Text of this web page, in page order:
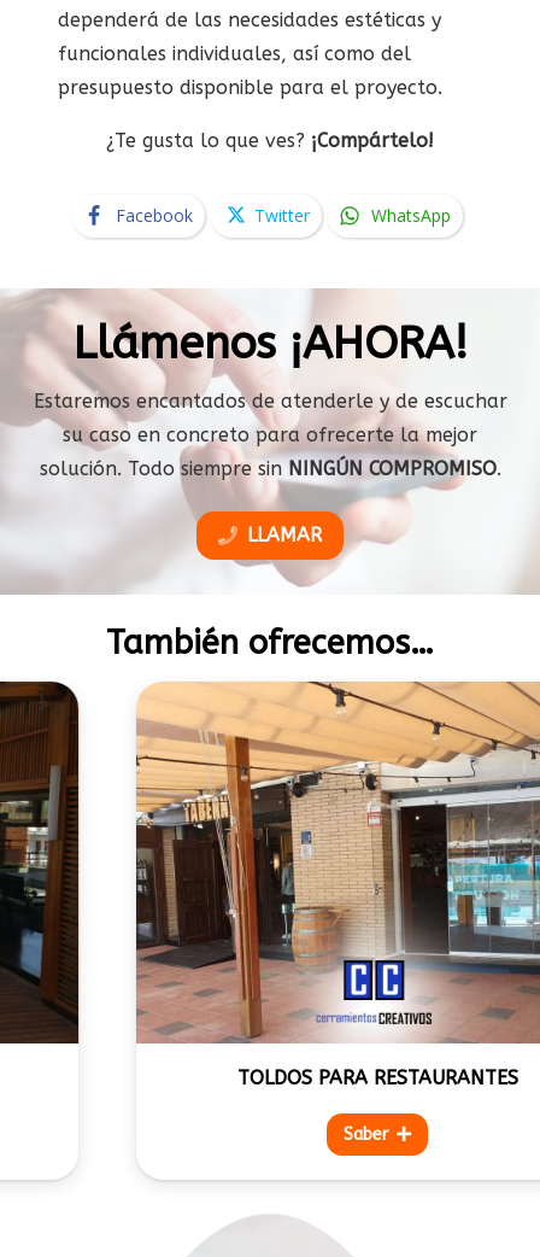
dependerá de las necesidades estéticas y
funcionales individuales, así como del
presupuesto disponible para el proyecto.
¿Te gusta lo que ves? ¡Compártelo!
Facebook Twitter WhatsApp
Llámenos ¡AHORA!
Estaremos encantados de atenderle y de escuchar
su caso en concreto para ofrecerte la mejor
solución. Todo siempre sin NINGÚN COMPROMISO.
LLAMAR
También ofrecemos…
TOLDOS PARA RESTAURANTES